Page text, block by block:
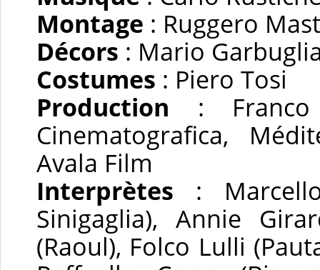
Montage : Ruggero
Décors : Mario
Costumes : Piero Tosi
Production : Franco
Cinematografica,
Avala Film
Interprètes :
Sinigaglia), Annie
(Raoul), Folco Lulli